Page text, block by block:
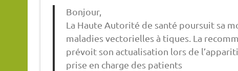
Bonjour,
La Haute Autorité de santé poursuit sa
maladies vectorielles à tiques. La
prévoit son actualisation lors de
prise en charge des patients